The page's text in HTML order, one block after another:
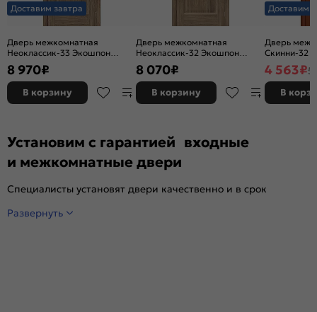
Доставим завтра
Дверь межкомнатная
Неоклассик-33 Экошпон
Original Oak, остекленная,
white сrystal, кромка нет,
филенчатая
8 970₽
В корзину
Дверь межкомнатная
Неоклассик-32 Экошпон
Original Oak, глухая, кромка
нет, филенчатая
8 070₽
В корзину
Доставим
Дверь
Скинни-32
глухая,
4 563₽5
В
Установим с гарантией входные
и межкомнатные двери
Специалисты установят двери качественно и в срок
Развернуть